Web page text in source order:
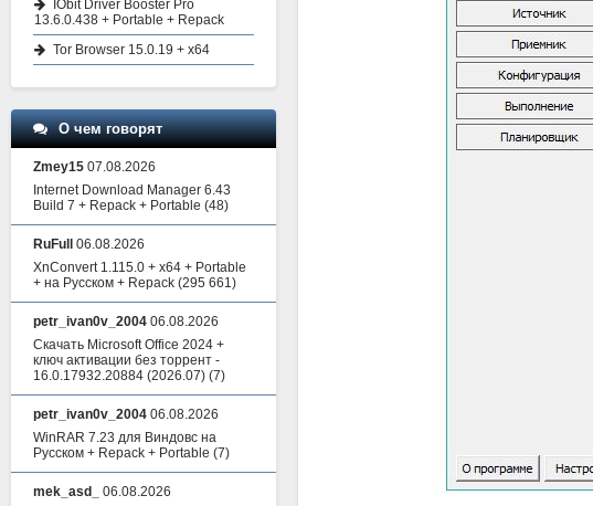
IObit Driver Booster Pro
13.6.0.438 + Portable + Repack
Tor Browser 15.0.19 + x64
О чем говорят
Zmey15 07.08.2026
Internet Download Manager 6.43
Build 7 + Repack + Portable (48)
RuFull
06.08.2026
XnConvert 1.115.0 + x64 + Portable
+ на Русском + Repack (295 661)
petr_ivan0v_2004 06.08.2026
Скачать Microsoft Office 2024 +
ключ активации без торрент -
16.0.17932.20884 (2026.07) (7)
petr_ivan0v_2004 06.08.2026
WinRAR 7.23 для Виндовс на
Русском + Repack + Portable (7)
mek_asd_
06.08.2026